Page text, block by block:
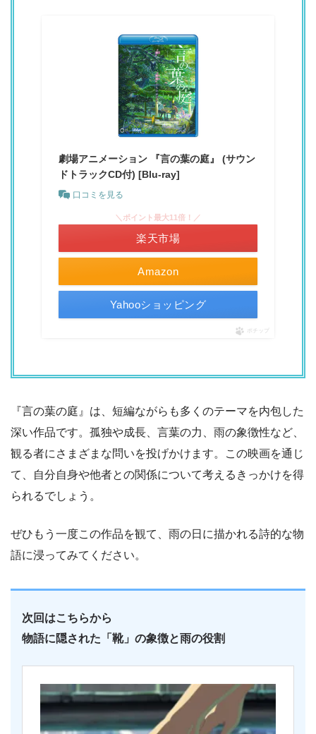
劇場アニメーション 『言の葉の庭』 (サウン
ドトラックCD付) [Blu-ray]
口コミを見る
Amazon
＼ポイント最大11倍！／
楽天市場
Yahooショッピング
ポチップ
『言の葉の庭』は、短編ながらも多くのテーマを内包した
深い作品です。孤独や成長、言葉の力、雨の象徴性など、
観る者にさまざまな問いを投げかけます。この映画を通じ
て、自分自身や他者との関係について考えるきっかけを得
られるでしょう。
ぜひもう一度この作品を観て、雨の日に描かれる詩的な物
語に浸ってみてください。
次回はこちらから
物語に隠された「靴」の象徴と雨の役割